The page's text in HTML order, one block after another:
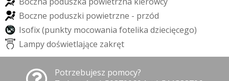
Boczne poduszki powietrzne - przód
Isofix(punkty mocowania fotelika dziecięcego)
Lampydoświetlające zakręt
Potrzebujesz pomocy?